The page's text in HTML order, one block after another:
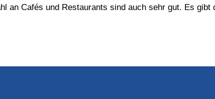
an Cafés und Restaurants sind auch sehr gut. Es gibt